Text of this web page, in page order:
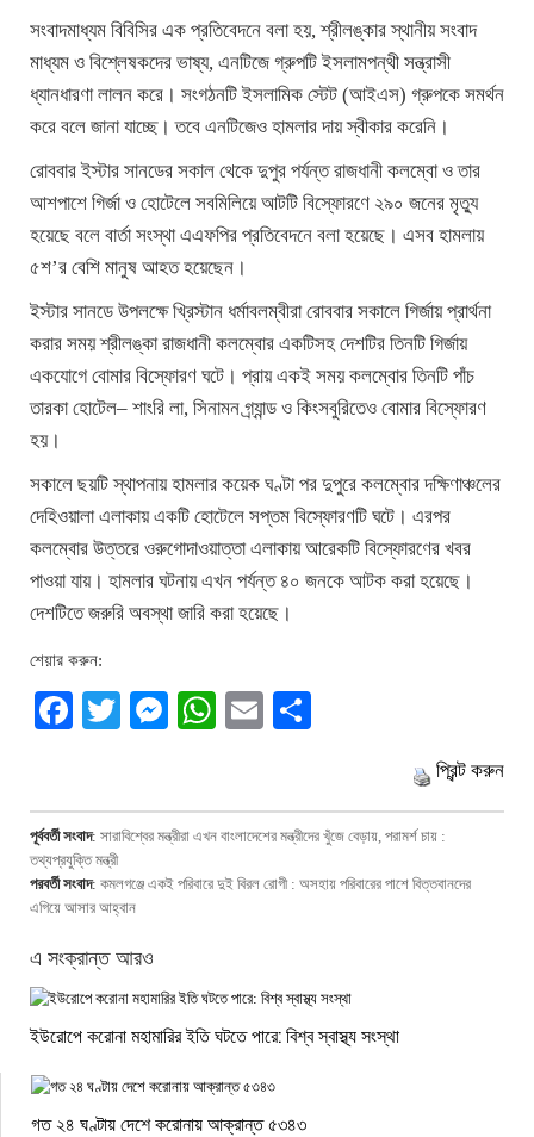
সংবাদমাধ্যম বিবিসির এক প্রতিবেদনে বলা হয়, শ্রীলঙ্কার স্থানীয় সংবাদ
মাধ্যম ও বিশ্লেষকদের ভাষ্য, এনটিজে গ্রুপটি ইসলামপন্থী সন্ত্রাসী
ধ্যানধারণা লালন করে। সংগঠনটি ইসলামিক স্টেট (আইএস) গ্রুপকে সমর্থন
করে বলে জানা যাচ্ছে। তবে এনটিজেও হামলার দায় স্বীকার করেনি।
রোববার ইস্টার সানডের সকাল থেকে দুপুর পর্যন্ত রাজধানী কলম্বো ও তার
আশপাশে গির্জা ও হোটেলে সবমিলিয়ে আটটি বিস্ফোরণে ২৯০ জনের মৃত্যু
হয়েছে বলে বার্তা সংস্থা এএফপির প্রতিবেদনে বলা হয়েছে। এসব হামলায়
৫শ’র বেশি মানুষ আহত হয়েছেন।
ইস্টার সানডে উপলক্ষে খ্রিস্টান ধর্মাবলম্বীরা রোববার সকালে গির্জায় প্রার্থনা
করার সময় শ্রীলঙ্কা রাজধানী কলম্বোর একটিসহ দেশটির তিনটি গির্জায়
একযোগে বোমার বিস্ফোরণ ঘটে। প্রায় একই সময় কলম্বোর তিনটি পাঁচ
তারকা হোটেল– শাংরি লা, সিনামন গ্র্যান্ড ও কিংসবুরিতেও বোমার বিস্ফোরণ
হয়।
সকালে ছয়টি স্থাপনায় হামলার কয়েক ঘণ্টা পর দুপুরে কলম্বোর দক্ষিণাঞ্চলের
দেহিওয়ালা এলাকায় একটি হোটেলে সপ্তম বিস্ফোরণটি ঘটে। এরপর
কলম্বোর উত্তরে ওরুগোদাওয়াত্তা এলাকায় আরেকটি বিস্ফোরণের খবর
পাওয়া যায়। হামলার ঘটনায় এখন পর্যন্ত ৪০ জনকে আটক করা হয়েছে।
দেশটিতে জরুরি অবস্থা জারি করা হয়েছে।
শেয়ার করুন:
Facebook
TwitterMessenger
WhatsApp
Email
প্রিন্ট করুন
পূর্ববর্তী সংবাদ: সারাবিশ্বের মন্ত্রীরা এখন বাংলাদেশের মন্ত্রীদের খুঁজে বেড়ায়, পরামর্শ চায় :
তথ্যপ্রযুক্তি মন্ত্রী
পরবর্তী সংবাদ: কমলগঞ্জে একই পরিবারে দুই বিরল রোগী : অসহায় পরিবারের পাশে বিত্তবানদের
এগিয়ে আসার আহ্বান
এ সংক্রান্ত আরও
ইউরোপে করোনা মহামারির ইতি ঘটতে পারে: বিশ্ব স্বাস্থ্য সংস্থা
গত ২৪ ঘণ্টায় দেশে করোনায় আক্রান্ত ৫৩৪৩